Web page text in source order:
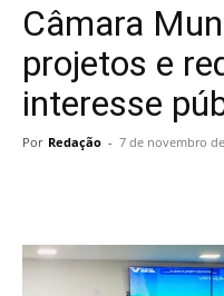
Câmara
projetos e
interesse
Por Redação - 7 de novembro